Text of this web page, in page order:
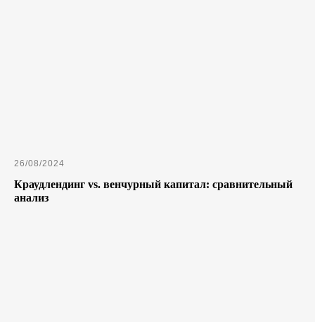
26/08/2024
Краудлендинг vs. венчурный капитал: сравнительный
анализ